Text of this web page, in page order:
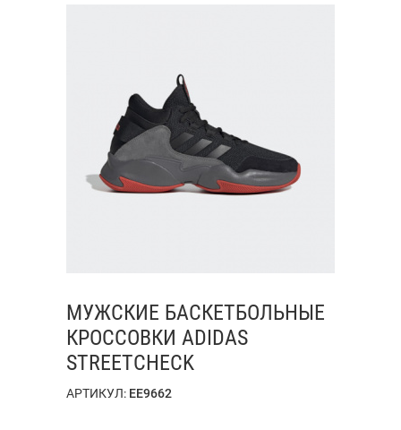
МУЖСКИЕ БАСКЕТБОЛЬНЫЕ
КРОССОВКИ ADIDAS
STREETCHECK
АРТИКУЛ: EE9662